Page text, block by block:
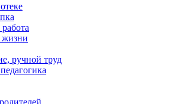
жизни
ручной труд